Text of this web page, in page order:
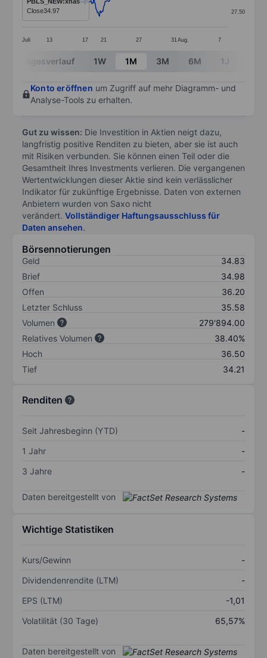
The chart has 1 Y axis displaying values. Data
Juli 13 17 21 27 31 Aug. 7
27.50
Close34.97
End of interactive chart.
Tagesverlauf 1W 1M 3M 6M 1J
Konto eröffnen um Zugriff auf mehr Diagramm- und
Analyse-Tools zu erhalten.
Gut zu wissen: Die Investition in Aktien neigt dazu,
langfristig positive Renditen zu bieten, aber sie ist auch
mit Risiken verbunden. Sie können einen Teil oder die
Gesamtheit Ihres Investments verlieren. Die vergangenen
Wertentwicklungen dieser Aktie sind kein verlässlicher
Indikator für zukünftige Ergebnisse. Daten von externen
Anbietern wurden von Saxo nicht
verändert. Vollständiger Haftungsausschluss für
Daten ansehen.
Börsennotierungen
Geld
34.83
Brief
34.98
Offen
36.20
Letzter Schluss
35.58
Volumen
279'894.00
Relatives Volumen
38.40%
Hoch
36.50
Tief
34.21
Renditen
Seit Jahresbeginn (YTD)
-
1 Jahr
-
3 Jahre
-
Daten bereitgestellt von
Wichtige Statistiken
Kurs/Gewinn
-
Dividendenrendite (LTM)
-
EPS (LTM)
-1,01
Volatilität (30 Tage)
65,57%
Daten bereitgestellt von